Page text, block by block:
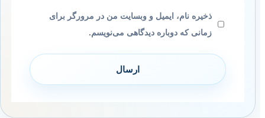
ذخیره نام، ایمیل و وبسایت من در مرورگر برای
زمانی که دوباره دیدگاهی می‌نویسم.